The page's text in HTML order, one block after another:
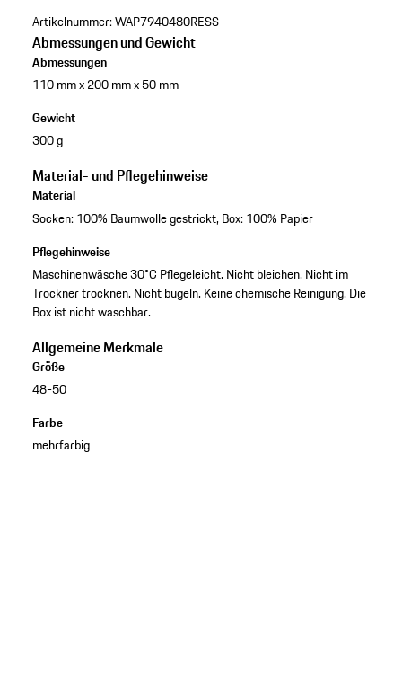
Artikelnummer:WAP7940480RESS
Abmessungen und Gewicht
Abmessungen
110 mm x 200 mm x 50 mm
Gewicht
300 g
Material- und Pflegehinweise
Material
Socken: 100% Baumwolle gestrickt, Box: 100% Papier
Pflegehinweise
Maschinenwäsche 30°C Pflegeleicht. Nicht bleichen. Nicht im
Trockner trocknen. Nicht bügeln. Keine chemische Reinigung. Die
Box ist nicht waschbar.
Allgemeine Merkmale
Größe
48-50
Farbe
mehrfarbig